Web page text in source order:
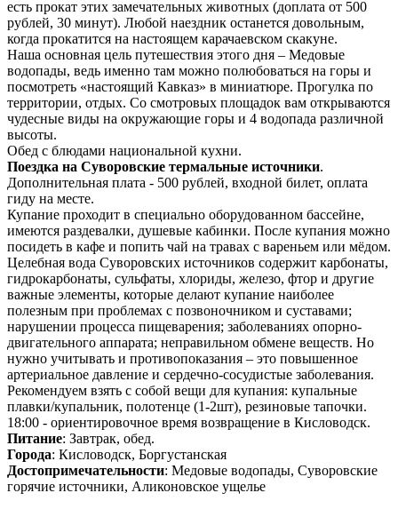
есть прокат этих замечательных животных (доплата от 500
рублей, 30 минут). Любой наездник останется довольным,
когда прокатится на настоящем карачаевском скакуне.
Наша основная цель путешествия этого дня – Медовые
водопады, ведь именно там можно полюбоваться на горы и
посмотреть «настоящий Кавказ» в миниатюре. Прогулка по
территории, отдых. Со смотровых площадок вам открываются
чудесные виды на окружающие горы и 4 водопада различной
высоты.
Обед с блюдами национальной кухни.
Поездка на Суворовские термальные источники.
Дополнительная плата - 500 рублей, входной билет, оплата
гиду на месте.
Купание проходит в специально оборудованном бассейне,
имеются раздевалки, душевые кабинки. После купания можно
посидеть в кафе и попить чай на травах с вареньем или мёдом.
Целебная вода Суворовских источников содержит карбонаты,
гидрокарбонаты, сульфаты, хлориды, железо, фтор и другие
важные элементы, которые делают купание наиболее
полезным при проблемах с позвоночником и суставами;
нарушении процесса пищеварения; заболеваниях опорно-
двигательного аппарата; неправильном обмене веществ. Но
нужно учитывать и противопоказания – это повышенное
артериальное давление и сердечно-сосудистые заболевания.
Рекомендуем взять с собой вещи для купания: купальные
плавки/купальник, полотенце (1-2шт), резиновые тапочки.
18:00 - ориентировочное время возвращение в Кисловодск.
Питание: Завтрак, обед.
Города: Кисловодск, Боргустанская
Достопримечательности: Медовые водопады, Суворовские
горячие источники, Аликоновское ущелье